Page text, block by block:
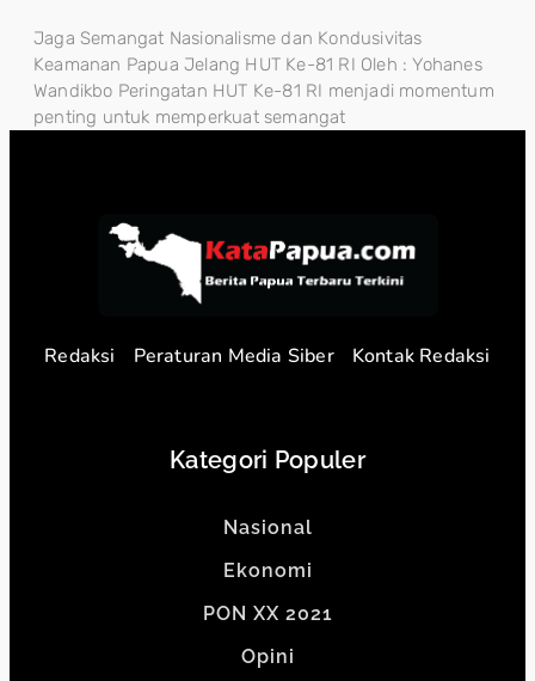
Jaga Semangat Nasionalisme dan Kondusivitas
Keamanan Papua Jelang HUT Ke-81 RI Oleh : Yohanes
Wandikbo Peringatan HUT Ke-81 RI menjadi momentum
penting untuk memperkuat semangat
Redaksi Peraturan Media Siber Kontak Redaksi
Kategori Populer
Nasional
Ekonomi
PON XX 2021
Opini